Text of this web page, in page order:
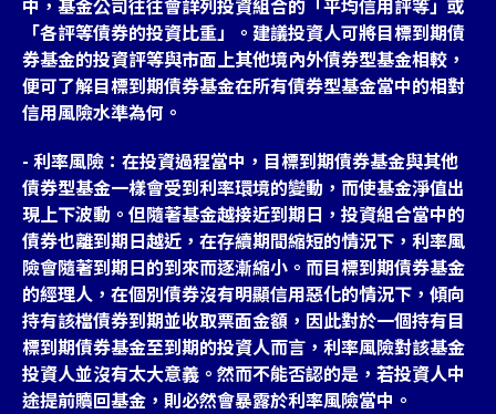
中，基金公司往往會詳列投資組合的「平均信用評等」或
「各評等債券的投資比重」。建議投資人可將目標到期債
券基金的投資評等與市面上其他境內外債券型基金相較，
便可了解目標到期債券基金在所有債券型基金當中的相對
信用風險水準為何。
- 利率風險：在投資過程當中，目標到期債券基金與其他
債券型基金一樣會受到利率環境的變動，而使基金淨值出
現上下波動。但隨著基金越接近到期日，投資組合當中的
債券也離到期日越近，在存續期間縮短的情況下，利率風
險會隨著到期日的到來而逐漸縮小。而目標到期債券基金
的經理人，在個別債券沒有明顯信用惡化的情況下，傾向
持有該檔債券到期並收取票面金額，因此對於一個持有目
標到期債券基金至到期的投資人而言，利率風險對該基金
投資人並沒有太大意義。然而不能否認的是，若投資人中
途提前贖回基金，則必然會暴露於利率風險當中。